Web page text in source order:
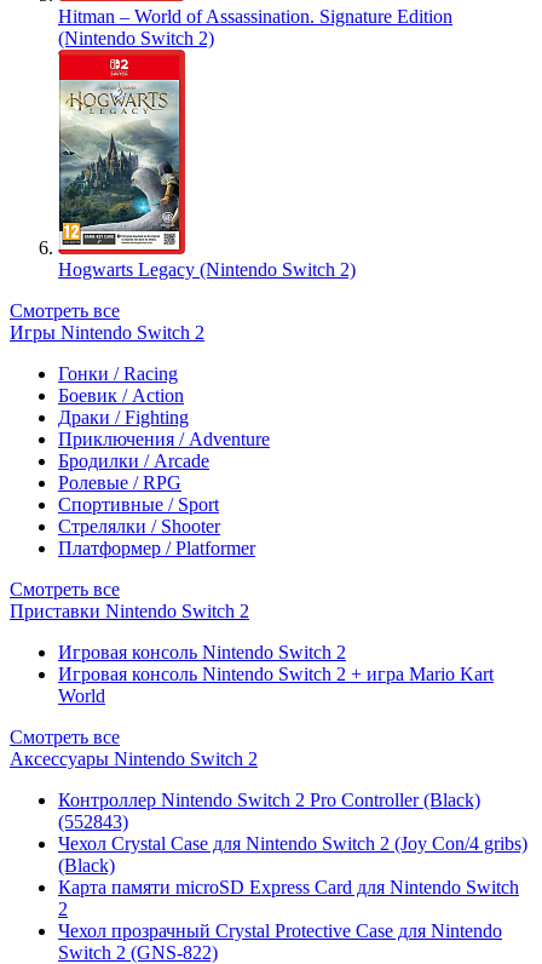
Hitman – World of Assassination. Signature Edition
(Nintendo Switch 2)
Hogwarts Legacy (Nintendo Switch 2)
Смотреть все
Игры Nintendo Switch 2
Гонки / Racing
Боевик / Action
Драки / Fighting
Приключения / Adventure
Бродилки / Arcade
Ролевые / RPG
Спортивные / Sport
Стрелялки / Shooter
Платформер / Platformer
Смотреть все
Приставки Nintendo Switch 2
Игровая консоль Nintendo Switch 2
Игровая консоль Nintendo Switch 2 + игра Mario Kart
World
Смотреть все
Аксессуары Nintendo Switch 2
Контроллер Nintendo Switch 2 Pro Controller (Black)
(552843)
Чехол Сrystal Сase для Nintendo Switch 2 (Joy Con/4 gribs)
(Black)
Карта памяти microSD Express Card для Nintendo Switch
2
Чехол прозрачный Crystal Protective Case для Nintendo
Switch 2 (GNS-822)